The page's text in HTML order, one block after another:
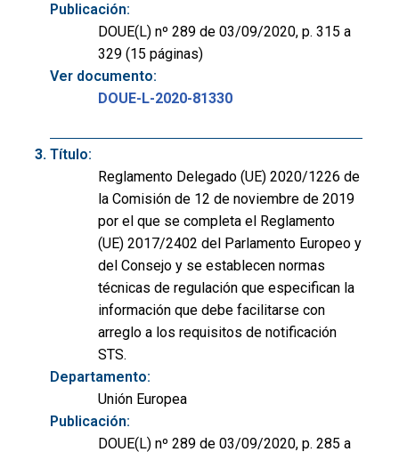
Publicación:
DOUE(L) nº 289 de 03/09/2020, p. 315 a
329 (15 páginas)
Ver documento:
DOUE-L-2020-81330
Título:
Reglamento Delegado (UE) 2020/1226 de
la Comisión de 12 de noviembre de 2019
por el que se completa el Reglamento
(UE) 2017/2402 del Parlamento Europeo y
del Consejo y se establecen normas
técnicas de regulación que especifican la
información que debe facilitarse con
arreglo a los requisitos de notificación
STS.
Departamento:
Unión Europea
Publicación:
DOUE(L) nº 289 de 03/09/2020, p. 285 a